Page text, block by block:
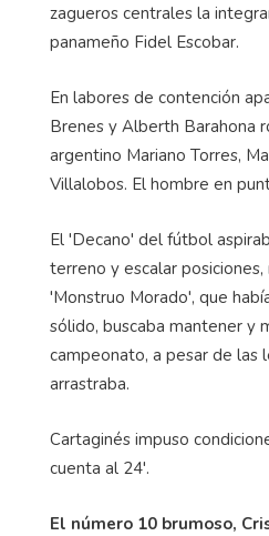
zagueros centrales la
panameño Fidel Escobar.
En labores de contención
Brenes y Alberth Barahona
argentino Mariano Torres,
Villalobos. El hombre en
El 'Decano' del fútbol
terreno y escalar
'Monstruo Morado', que
sólido, buscaba mantener y
campeonato, a pesar de las
arrastraba.
Cartaginés impuso
cuenta al 24'.
El número 10 brumoso,